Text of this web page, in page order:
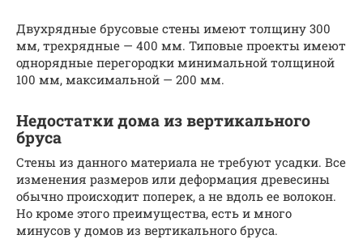
Двухрядные брусовые стены имеют толщину 300
мм, трехрядные — 400 мм. Типовые проекты имеют
однорядные перегородки минимальной толщиной
100 мм, максимальной — 200 мм.
Недостатки дома из вертикального
бруса
Стены из данного материала не требуют усадки. Все
изменения размеров или деформация древесины
обычно происходит поперек, а не вдоль ее волокон.
Но кроме этого преимущества, есть и много
минусов у домов из вертикального бруса.